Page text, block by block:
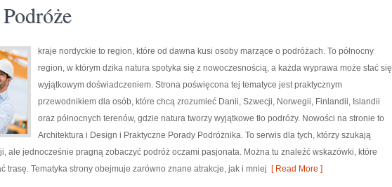
kraje nordyckie to region, które od dawna kusi osoby marzące o podróżach. To północny
region, w którym dzika natura spotyka się z nowoczesnością, a każda wyprawa może stać się
wyjątkowym doświadczeniem. Strona poświęcona tej tematyce jest praktycznym
przewodnikiem dla osób, które chcą zrozumieć Danii, Szwecji, Norwegii, Finlandii, Islandii
oraz północnych terenów, gdzie natura tworzy wyjątkowe tło podróży. Nowości na stronie to
Architektura i Design i Praktyczne Porady Podróżnika. To serwis dla tych, którzy szukają
ale jednocześnie pragną zobaczyć podróż oczami pasjonata. Można tu znaleźć wskazówki, które
trasę. Tematyka strony obejmuje zarówno znane atrakcje, jak i mniej [ Read More ]